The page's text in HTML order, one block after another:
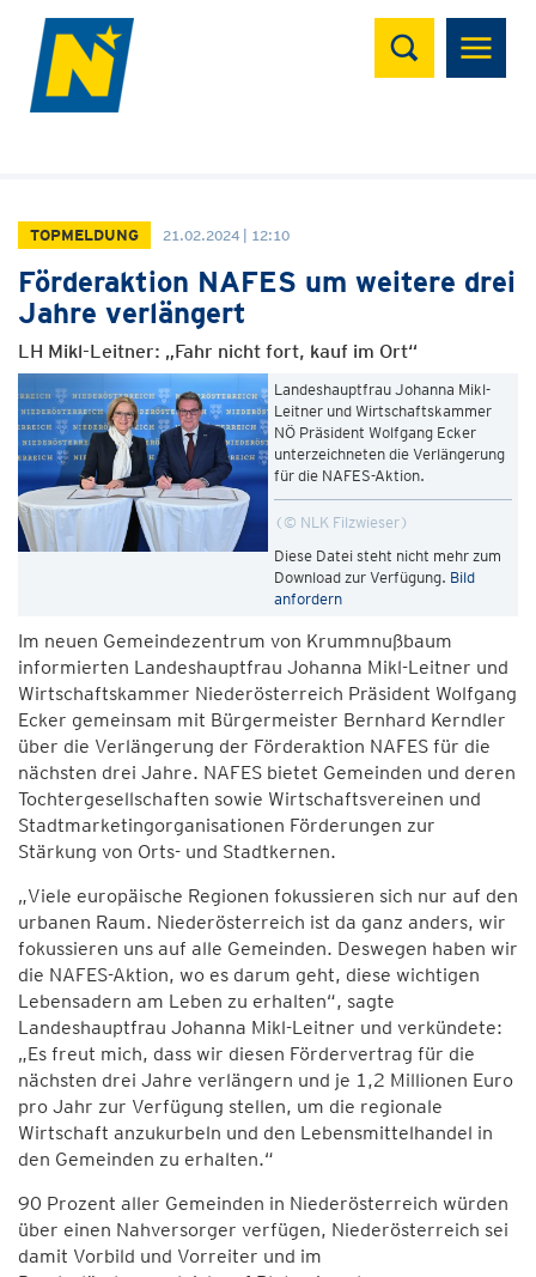
Suchen
TOPMELDUNG 21.02.2024 | 12:10
Förderaktion NAFES um weitere drei
Jahre verlängert
LH Mikl-Leitner: „Fahr nicht fort, kauf im Ort“
Landeshauptfrau Johanna Mikl-
Leitner und Wirtschaftskammer
NÖ Präsident Wolfgang Ecker
unterzeichneten die Verlängerung
für die NAFES-Aktion.
© NLK Filzwieser
Diese Datei steht nicht mehr zum
Download zur Verfügung. Bild
anfordern
Im neuen Gemeindezentrum von Krummnußbaum
informierten Landeshauptfrau Johanna Mikl-Leitner und
Wirtschaftskammer Niederösterreich Präsident Wolfgang
Ecker gemeinsam mit Bürgermeister Bernhard Kerndler
über die Verlängerung der Förderaktion NAFES für die
nächsten drei Jahre. NAFES bietet Gemeinden und deren
Tochtergesellschaften sowie Wirtschaftsvereinen und
Stadtmarketingorganisationen Förderungen zur
Stärkung von Orts- und Stadtkernen.
„Viele europäische Regionen fokussieren sich nur auf den
urbanen Raum. Niederösterreich ist da ganz anders, wir
fokussieren uns auf alle Gemeinden. Deswegen haben wir
die NAFES-Aktion, wo es darum geht, diese wichtigen
Lebensadern am Leben zu erhalten“, sagte
Landeshauptfrau Johanna Mikl-Leitner und verkündete:
„Es freut mich, dass wir diesen Fördervertrag für die
nächsten drei Jahre verlängern und je 1,2 Millionen Euro
pro Jahr zur Verfügung stellen, um die regionale
Wirtschaft anzukurbeln und den Lebensmittelhandel in
den Gemeinden zu erhalten.“
90 Prozent aller Gemeinden in Niederösterreich würden
über einen Nahversorger verfügen, Niederösterreich sei
damit Vorbild und Vorreiter und im